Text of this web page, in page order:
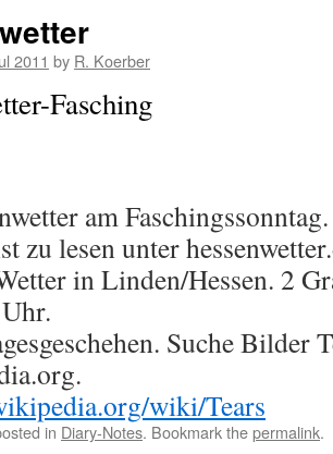
2011 by R. Koerber
Fasching
am
zu lesen unter
in Linden/Hessen. 2
Suche Bilder
wiki/Tears
in Diary-Notes. Bookmark thepermalink.